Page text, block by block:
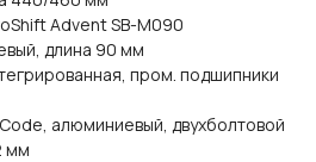
Advent SB-M090
длина 90 мм
пром. подшипники
алюминиевый, двухболтовой
мм